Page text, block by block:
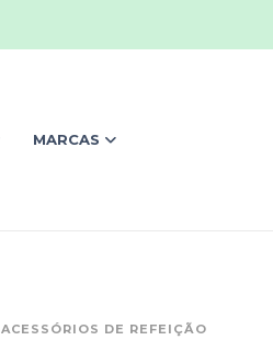
MARCAS
ACESSÓRIOS DE REFEIÇÃO